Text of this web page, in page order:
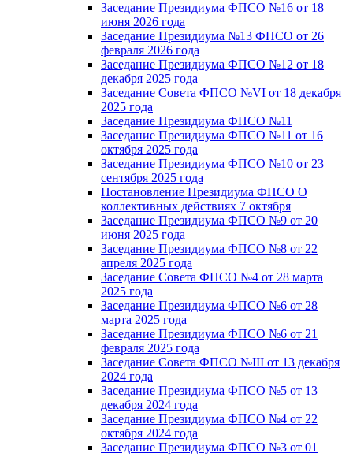
Заседание Президиума ФПСО №16 от 18
июня 2026 года
Заседание Президиума №13 ФПСО от 26
февраля 2026 года
Заседание Президиума ФПСО №12 от 18
декабря 2025 года
Заседание Совета ФПСО №VI от 18 декабря
2025 года
Заседание Президиума ФПСО №11
Заседание Президиума ФПСО №11 от 16
октября 2025 года
Заседание Президиума ФПСО №10 от 23
сентября 2025 года
Постановление Президиума ФПСО О
коллективных действиях 7 октября
Заседание Президиума ФПСО №9 от 20
июня 2025 года
Заседание Президиума ФПСО №8 от 22
апреля 2025 года
Заседание Совета ФПСО №4 от 28 марта
2025 года
Заседание Президиума ФПСО №6 от 28
марта 2025 года
Заседание Президиума ФПСО №6 от 21
февраля 2025 года
Заседание Совета ФПСО №III от 13 декабря
2024 года
Заседание Президиума ФПСО №5 от 13
декабря 2024 года
Заседание Президиума ФПСО №4 от 22
октября 2024 года
Заседание Президиума ФПСО №3 от 01